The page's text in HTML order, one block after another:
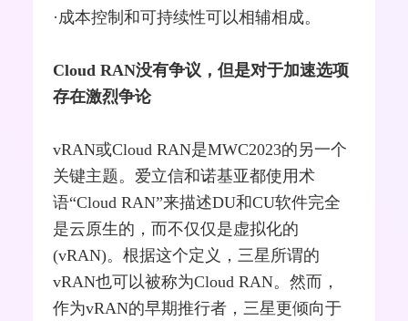
·成本控制和可持续性可以相辅相成。
Cloud RAN没有争议，但是对于加速选项
存在激烈争论
vRAN或Cloud RAN是MWC2023的另一个
关键主题。爱立信和诺基亚都使用术
语“Cloud RAN”来描述DU和CU软件完全
是云原生的，而不仅仅是虚拟化的
(vRAN)。根据这个定义，三星所谓的
vRAN也可以被称为Cloud RAN。然而，
作为vRAN的早期推行者，三星更倾向于